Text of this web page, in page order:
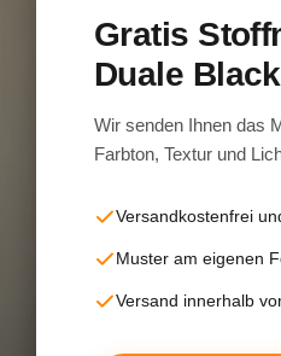
Gratis
Duale
Wir senden Ihnen das
Farbton, Textur und
Versandkostenfrei
Muster am eigenen
Versand innerhalb